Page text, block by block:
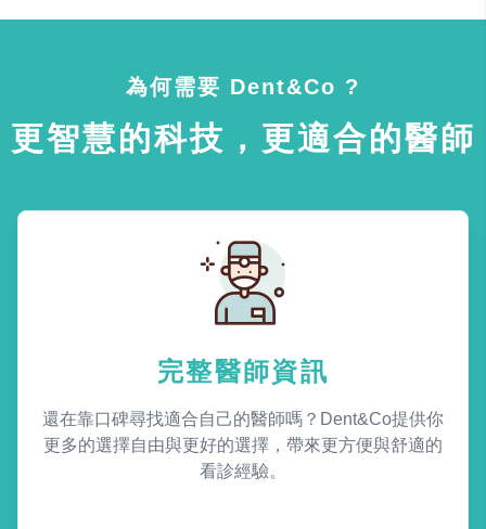
為何需要 Dent&Co ?
更智慧的科技，更適合的醫師
完整醫師資訊
還在靠口碑尋找適合自己的醫師嗎？Dent&Co提供你
更多的選擇自由與更好的選擇，帶來更方便與舒適的
看診經驗。